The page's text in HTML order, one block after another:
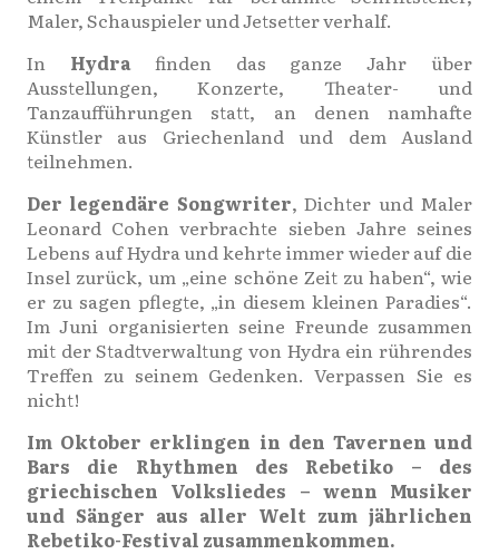
Maler, Schauspieler und Jetsetter verhalf.
In Hydrafinden das ganze Jahr über
Ausstellungen, Konzerte, Theater- und
Tanzaufführungen statt, an denen namhafte
Künstler aus Griechenland und dem Ausland
teilnehmen.
Der legendäre Songwriter, Dichter und Maler
Leonard Cohen verbrachte sieben Jahre seines
Lebens auf Hydra und kehrte immer wieder auf die
Insel zurück, um „eine schöne Zeit zu haben“, wie
er zu sagen pflegte, „in diesem kleinen Paradies“.
Im Juni organisierten seine Freunde zusammen
mit der Stadtverwaltung von Hydra ein rührendes
Treffen zu seinem Gedenken. Verpassen Sie es
nicht!
Im Oktober erklingen in den Tavernen und
Bars die Rhythmen des Rebetiko – des
griechischen Volksliedes – wenn Musiker
und Sänger aus aller Welt zum jährlichen
Rebetiko-Festival zusammenkommen.